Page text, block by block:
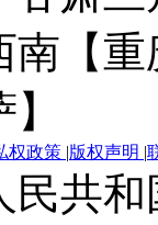
南【
权政策 |版权声明 |
民共